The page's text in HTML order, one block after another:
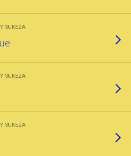
SUKEZA
SUKEZA
SUKEZA